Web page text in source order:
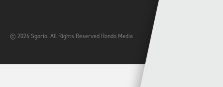
© 2026 Sgorio. All Rights Reserved Rondo Media